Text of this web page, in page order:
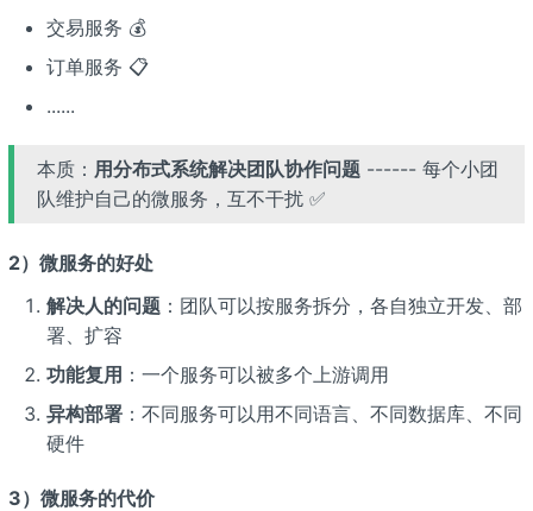
交易服务 💰
订单服务 📋
......
本质： 用分布式系统解决团队协作问题------ 每个小团
队维护自己的微服务，互不干扰 ✅
2）微服务的好处
解决人的问题：团队可以按服务拆分，各自独立开发、部
署、扩容
功能复用 ：一个服务可以被多个上游调用
异构部署：不同服务可以用不同语言、不同数据库、不同
硬件
3）微服务的代价